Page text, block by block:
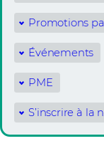
Promotions
Événements
PME
S’inscrire à la